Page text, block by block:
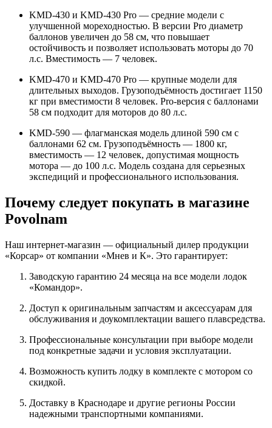
KMD-430 и KMD-430 Pro — средние модели с
улучшенной мореходностью. В версии Pro диаметр
баллонов увеличен до 58 см, что повышает
остойчивость и позволяет использовать моторы до 70
л.с. Вместимость — 7 человек.
KMD-470 и KMD-470 Pro — крупные модели для
длительных выходов. Грузоподъёмность достигает 1150
кг при вместимости 8 человек. Pro-версия с баллонами
58 см подходит для моторов до 80 л.с.
KMD-590 — флагманская модель длиной 590 см с
баллонами 62 см. Грузоподъёмность — 1800 кг,
вместимость — 12 человек, допустимая мощность
мотора — до 100 л.с. Модель создана для серьезных
экспедиций и профессионального использования.
Почему следует покупать в магазине
Povolnam
Наш интернет-магазин — официальный дилер продукции
«Корсар» от компании «Мнев и К». Это гарантирует:
Заводскую гарантию 24 месяца на все модели лодок
«Командор».
Доступ к оригинальным запчастям и аксессуарам для
обслуживания и доукомплектации вашего плавсредства.
Профессиональные консультации при выборе модели
под конкретные задачи и условия эксплуатации.
Возможность купить лодку в комплекте с мотором со
скидкой.
Доставку в Краснодаре и другие регионы России
надежными транспортными компаниями.